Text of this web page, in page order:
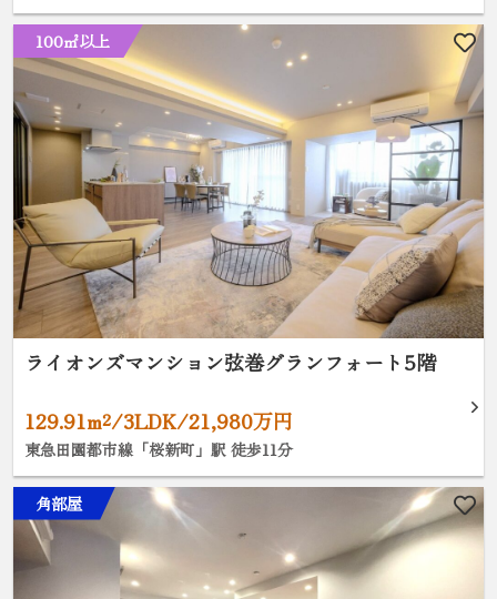
100㎡以上
ライオンズマンション弦巻グランフォート5階
129.91m²/3LDK/21,980万円
東急田園都市線「桜新町」駅 徒歩11分
角部屋